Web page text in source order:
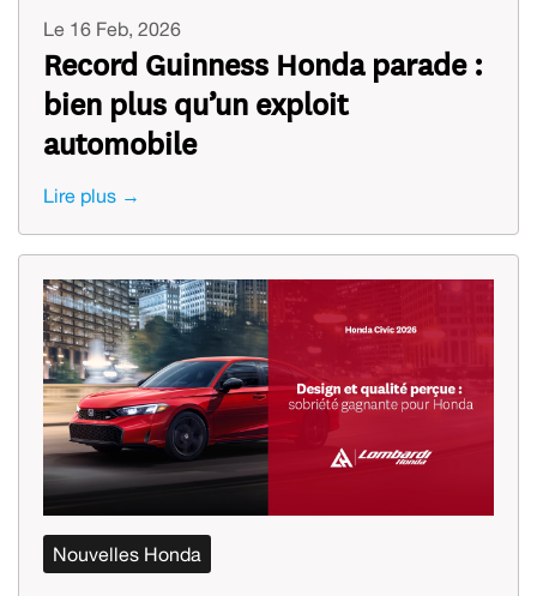
Le 16 Feb, 2026
Record Guinness Honda parade :
bien plus qu’un exploit
automobile
Lire plus →
Nouvelles Honda